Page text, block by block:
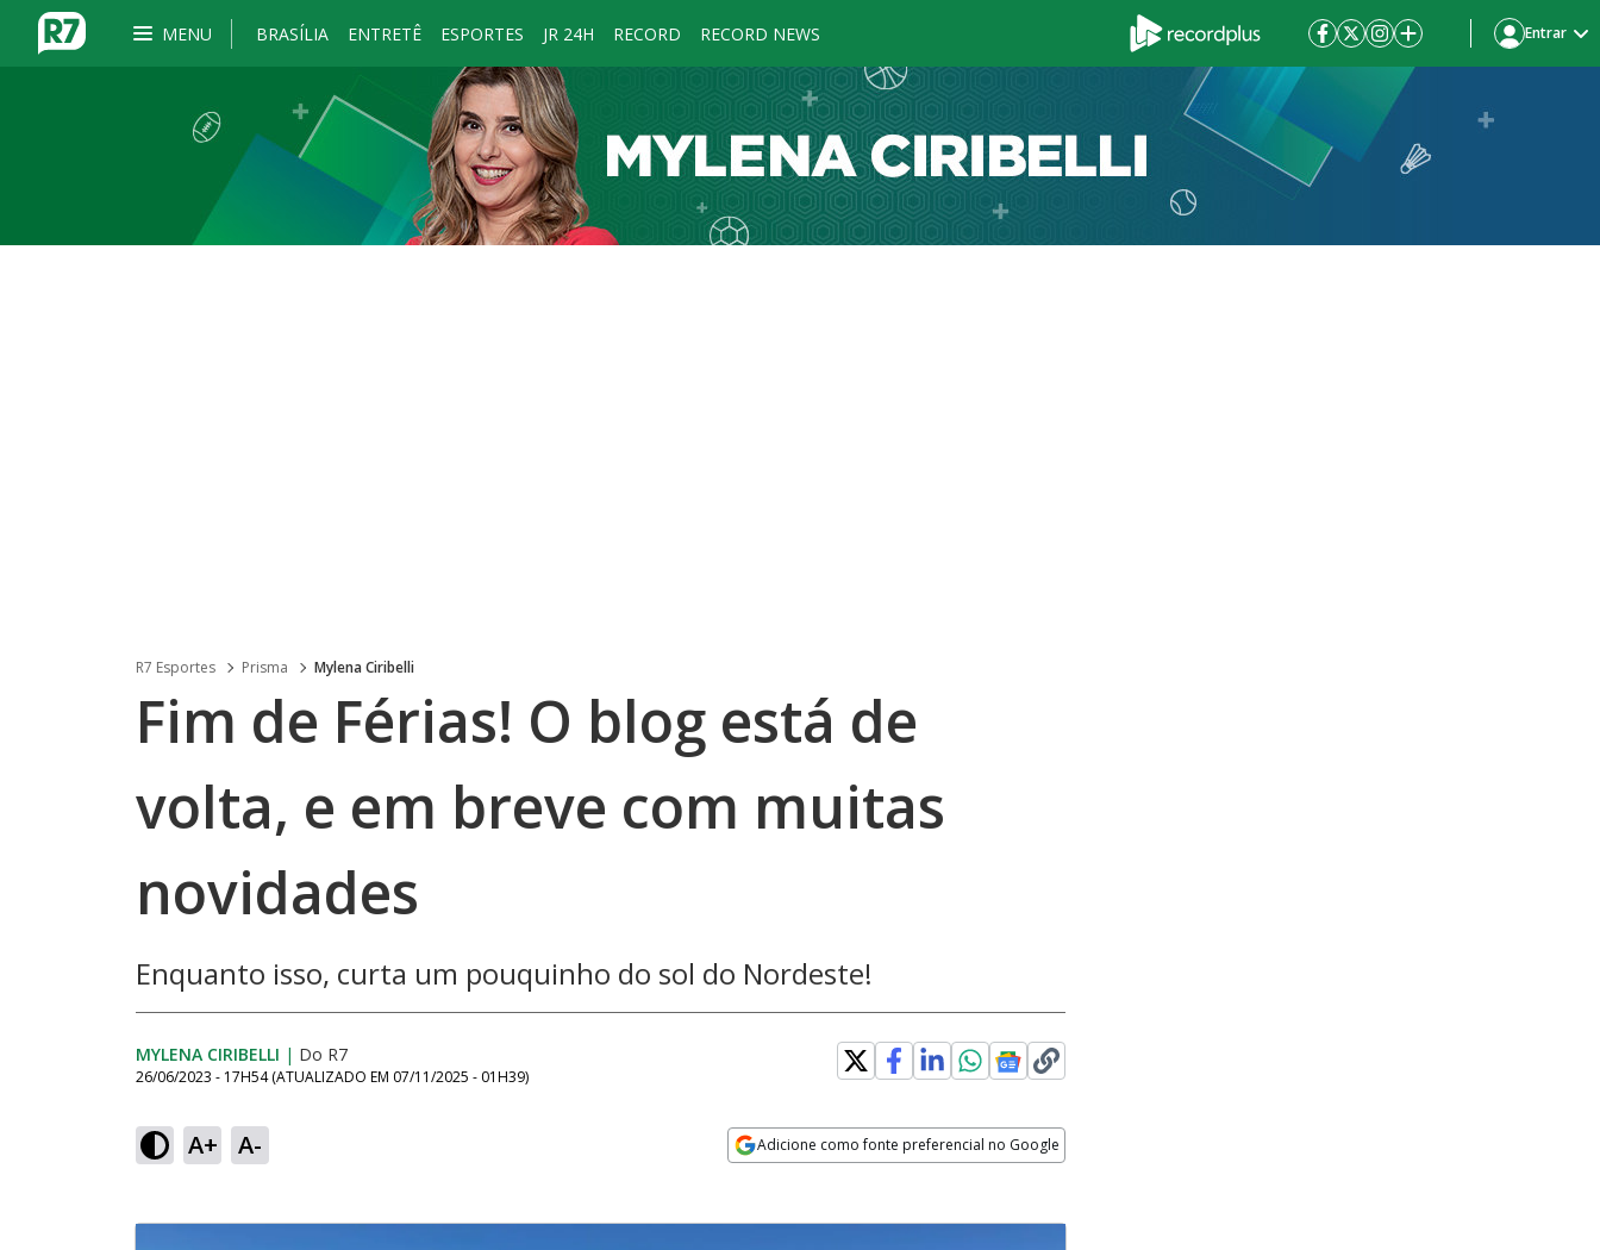
MENU BRASÍLIA ENTRETÊ ESPORTES JR 24H RECORD RECORD NEWS Entrar
R7 Esportes Prisma Mylena Ciribelli
Fim de Férias! O blog está de
volta, e em breve com muitas
novidades
Enquanto isso, curta um pouquinho do sol do Nordeste!
MYLENA CIRIBELLI | Do R7
26/06/2023 - 17H54 (ATUALIZADO EM 07/11/2025 - 01H39)
A+ A- Adicione como fonte preferencial no Google